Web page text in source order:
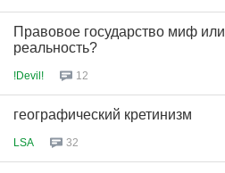
Правовое государство миф или
реальность?
!Devil! 12
географический кретинизм
LSA 32